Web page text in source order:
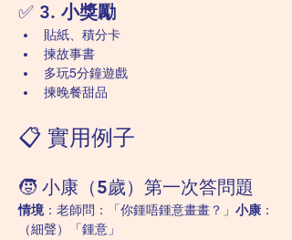
✅ 3. 小獎勵
貼紙、積分卡
揀故事書
多玩5分鐘遊戲
揀晚餐甜品
📋 實用例子
🧒 小康（5歲）第一次答問題
情境：老師問：「你鍾唔鍾意畫畫？」 小康 ：
（細聲）「鍾意」